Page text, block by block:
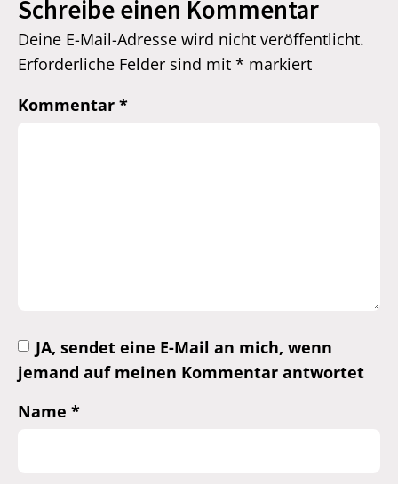
Schreibe einen Kommentar
Deine E-Mail-Adresse wird nicht veröffentlicht.
Erforderliche Felder sind mit * markiert
Kommentar *
JA, sendet eine E-Mail an mich, wenn
jemand auf meinen Kommentar antwortet
Name *